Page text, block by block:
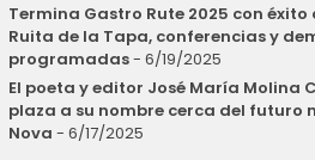
Termina Gastro Rute 2025 con
Ruita de la Tapa, conferencias y
programadas- 6/19/2025
El poeta y editor José María Molina
plaza a su nombre cerca del futuro
Nova - 6/17/2025